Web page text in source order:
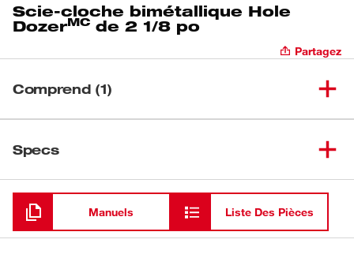
Scie-cloche bimétallique Hole
DozerMC de 2 1/8 po
Partagez
Comprend (1)
(1)
Specs
Chargement
Manuels Liste Des Pièces